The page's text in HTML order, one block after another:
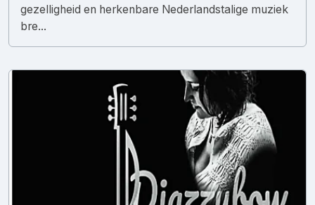
gezelligheid en herkenbare Nederlandstalige muziek
bre...